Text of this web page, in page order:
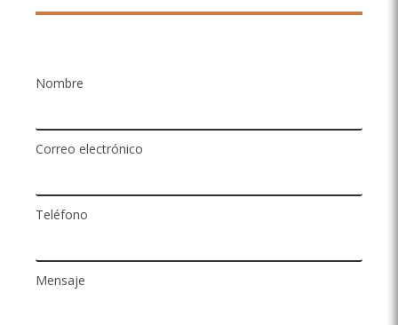
Nombre
Correo electrónico
Teléfono
Mensaje